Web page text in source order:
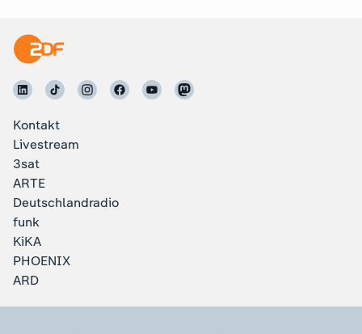
Kontakt
Livestream
3sat
ARTE
Deutschlandradio
funk
KiKA
PHOENIX
ARD